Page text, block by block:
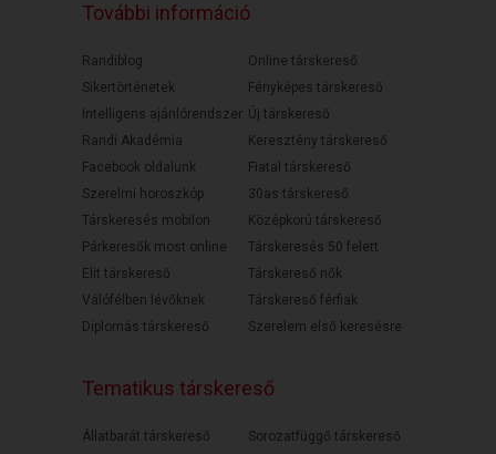
További információ
Randiblog
Sikertörténetek
Intelligens ajánlórendszer
Randi Akadémia
Facebook oldalunk
Szerelmi horoszkóp
Társkeresés mobilon
Párkeresők most online
Elit társkereső
Válófélben lévőknek
Diplomás társkereső
Online társkereső
Fényképes társkereső
Új társkereső
Keresztény társkereső
Fiatal társkereső
30as társkereső
Középkorú társkereső
Társkeresés 50 felett
Társkereső nők
Társkereső férfiak
Szerelem első keresésre
Tematikus társkereső
Állatbarát társkereső
Sorozatfüggő társkereső